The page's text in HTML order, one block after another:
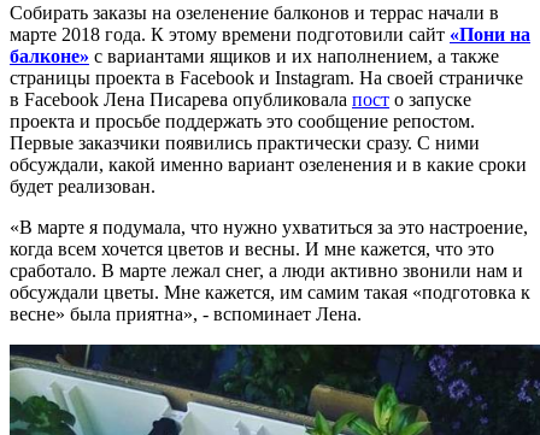
Собирать заказы на озеленение балконов и террас начали в
марте 2018 года. К этому времени подготовили сайт «Пони на
балконе» с вариантами ящиков и их наполнением, а также
страницы проекта в Facebook и Instagram. На своей страничке
в Facebook Лена Писарева опубликовала пост о запуске
проекта и просьбе поддержать это сообщение репостом.
Первые заказчики появились практически сразу. С ними
обсуждали, какой именно вариант озеленения и в какие сроки
будет реализован.
«В марте я подумала, что нужно ухватиться за это настроение,
когда всем хочется цветов и весны. И мне кажется, что это
сработало. В марте лежал снег, а люди активно звонили нам и
обсуждали цветы. Мне кажется, им самим такая «подготовка к
весне» была приятна», - вспоминает Лена.